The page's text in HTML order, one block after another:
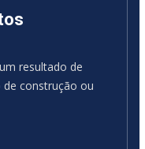
resultado de
construção ou